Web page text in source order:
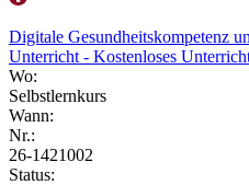
Digitale Gesundheitskompetenz
Unterricht - Kostenloses
Wo:
Selbstlernkurs
Wann:
Nr.:
26-1421002
Status: